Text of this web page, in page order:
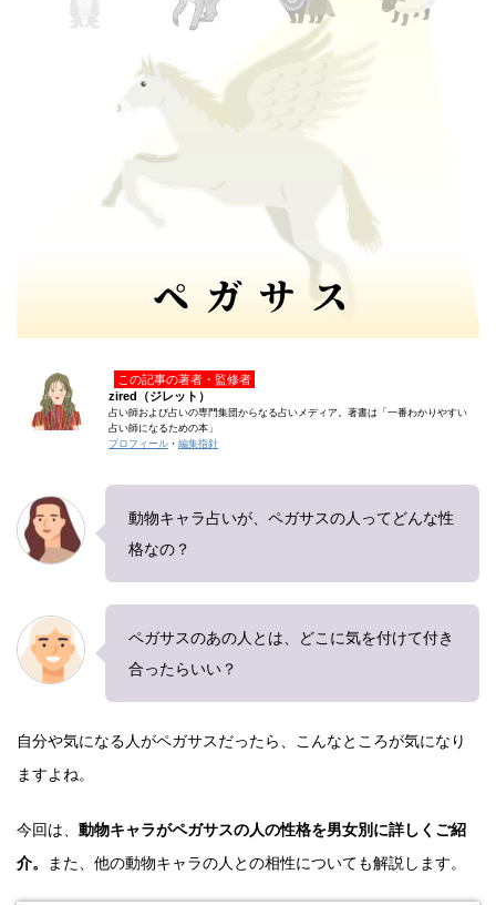
この記事の著者・監修者
zired（ジレット）
占い師および占いの専門集団からなる占いメディア。著書は「一番わかりやすい
占い師になるための本」
プロフィール ・ 編集指針
動物キャラ占いが、ペガサスの人ってどんな性
格なの？
ペガサスのあの人とは、どこに気を付けて付き
合ったらいい？
自分や気になる人がペガサスだったら、こんなところが気になり
ますよね。
今回は、 動物キャラがペガサスの人の性格を男女別に詳しくご紹
介。
また、他の動物キャラの人との相性についても解説します。